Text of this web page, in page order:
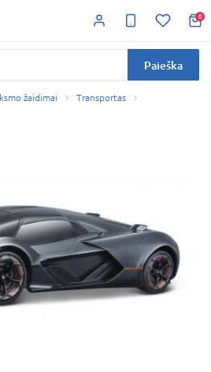
0
Paieška
žaidimai
Transportas